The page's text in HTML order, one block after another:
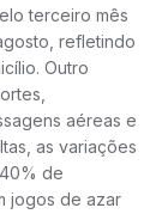
terceiro mês
refletindo
Outro
aéreas e
as variações
de
jogos de azar